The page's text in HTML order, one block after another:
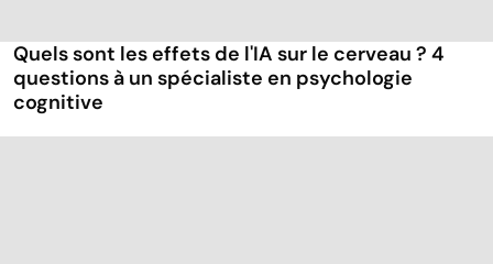
Quels sont les effets de l'IA sur le cerveau ? 4
questions à un spécialiste en psychologie
cognitive